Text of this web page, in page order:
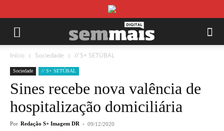
Início Sociedade // S+ SETÚBAL
Sociedade // S+ SETÚBAL
Sines recebe nova valência de
hospitalização domiciliária
Por Redação S+ Imagem DR - 09/12/2020